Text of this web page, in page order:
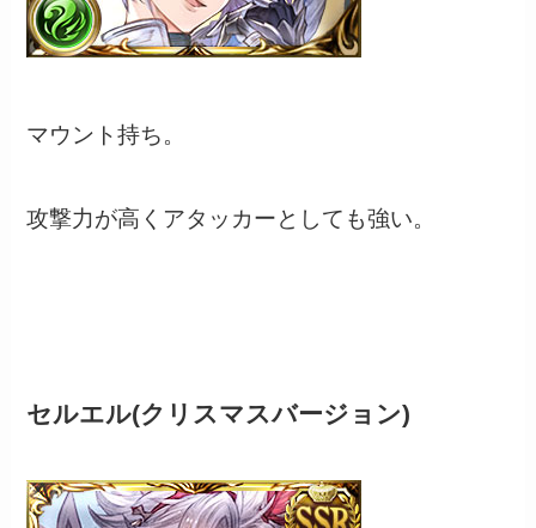
マウント持ち。
攻撃力が高くアタッカーとしても強い。
セルエル(クリスマスバージョン)